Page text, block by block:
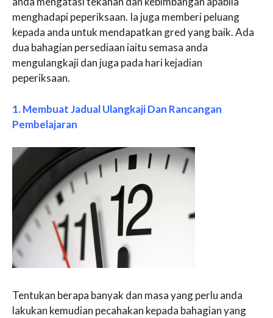
menghadapi peperiksaan. Ia juga memberi peluang
kepada anda untuk mendapatkan gred yang baik. Ada
dua bahagian persediaan iaitu semasa anda
mengulangkaji dan juga pada hari kejadian
peperiksaan.
1. Membuat Jadual Ulangkaji Dan Rancangan
Pembelajaran
Tentukan berapa banyak dan masa yang perlu anda
lakukan kemudian pecahakan kepada bahagian yang